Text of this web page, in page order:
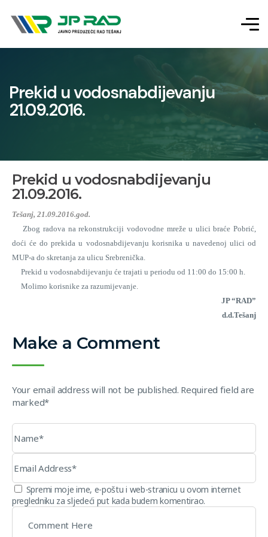
Prekid u vodosnabdijevanju
21.09.2016.
Prekid u vodosnabdijevanju
21.09.2016.
Tešanj, 21.09.2016.god.
Zbog radova na rekonstrukciji vodovodne mreže u ulici braće Pobrić,
doći će do prekida u vodosnabdijevanju korisnika u navedenoj ulici od
MUP-a do skretanja za ulicu Srebrenička.
Prekid u vodosnabdijevanju će trajati u periodu od 11:00 do 15:00 h.
Molimo korisnike za razumijevanje.
JP “RAD”
d.d.Tešanj
Make a Comment
Your email address will not be published. Required field are
marked*
Spremi moje ime, e-poštu i web-stranicu u ovom internet
pregledniku za sljedeći put kada budem komentirao.